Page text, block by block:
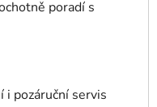
poradí s
i pozáruční servis